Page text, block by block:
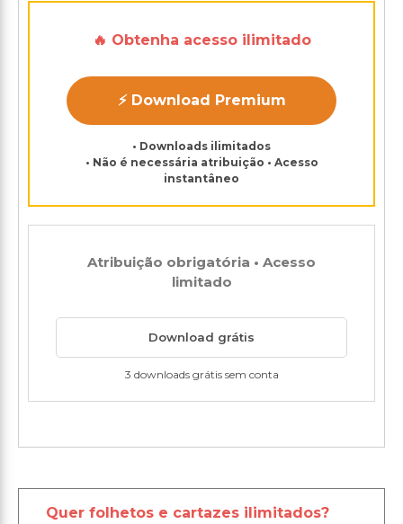
🔥 Obtenha acesso ilimitado
⚡ Download Premium
• Downloads ilimitados
• Não é necessária atribuição • Acesso
instantâneo
Atribuição obrigatória • Acesso
limitado
Download grátis
3 downloads grátis sem conta
Quer folhetos e cartazes ilimitados?